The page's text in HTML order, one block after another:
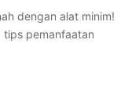
dengan alat minim!
tips pemanfaatan